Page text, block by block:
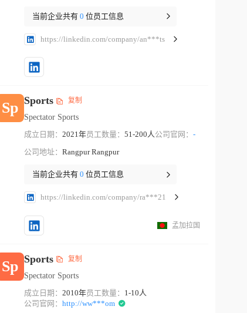
当前企业共有0 位员工信息
https://linkedin.com/company/an***ts
Sp Sports 复制
Spectator Sports
成立日期：2021年员工数量：51-200人公司官网：-
公司地址：Rangpur Rangpur
当前企业共有0 位员工信息
https://linkedin.com/company/ra***21
孟加拉国
Sp Sports 复制
Spectator Sports
成立日期：2010年员工数量： 1-10人
公司官网：http://ww***om